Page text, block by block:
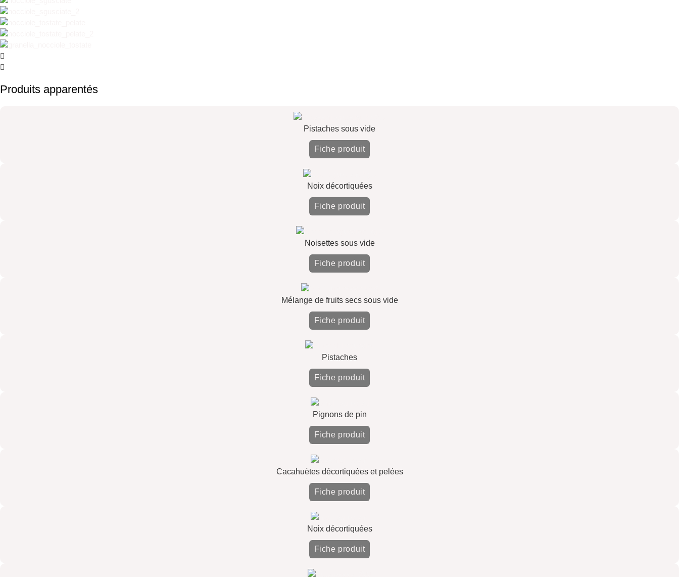
Produits apparentés
Pistaches sous vide
Fiche produit
Noix décortiquées
Fiche produit
Noisettes sous vide
Fiche produit
Mélange de fruits secs sous vide
Fiche produit
Pistaches
Fiche produit
Pignons de pin
Fiche produit
Cacahuètes décortiquées et pelées
Fiche produit
Noix décortiquées
Fiche produit